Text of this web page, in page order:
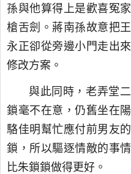
孫與他算得上是歡喜冤
槍舌劍。蔣南孫故意把
永正卻從旁邊小門走出
修改方案。
與此同時，老弄堂
鎖毫不在意，仍舊坐在
駱佳明幫忙應付前男友
鎖，所以驅逐情敵的事
比朱鎖鎖做得更好。